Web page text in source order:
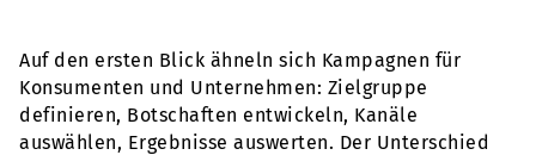
Auf den ersten Blick ähneln sich Kampagnen für
Konsumenten und Unternehmen: Zielgruppe
definieren, Botschaften entwickeln, Kanäle
auswählen, Ergebnisse auswerten. Der Unterschied